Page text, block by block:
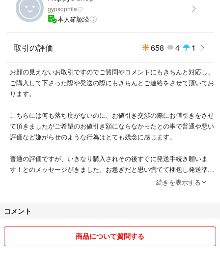
gypsophila♡
本人確認済
取引の評価 658 4 1
お顔の見えないお取引ですのでご質問やコメントにもきちんと対応し、
ご購入して下さった際や発送の際にもきちんとご連絡をさせて頂いてお
ります。
こちらには何も落ち度がないのに、お値引き交渉の際にお値引きをさせ
て頂きましたがご希望のお値引き額にならなかったとの事で普通や悪い
評価など嫌がらせのような行為はとても残念に感じます。
普通の評価ですが、いきなり購入されその後すぐに発送手続き願いま
す！とのメッセージがきました。お急ぎだと思い慌てて梱包し発送準備
をしている最中に数々色々と質問をされました。商品引用のお写真を載
尋ねに対してきちんと説明もしております。その後どちらでも良いとの
りましたが一切返信無しで自己中な傲慢な方でした。
本来気になる事や質問があるのであれば
続きを表示する
コメント
商品について質問する